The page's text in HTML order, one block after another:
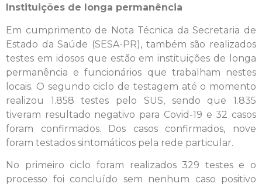
Instituições de longa permanência
Em cumprimento de Nota Técnica da Secretaria de
Estado da Saúde (SESA-PR), também são realizados
testes em idosos que estão em instituições de longa
permanência e funcionários que trabalham nestes
locais. O segundo ciclo de testagem até o momento
realizou 1.858 testes pelo SUS, sendo que 1.835
tiveram resultado negativo para Covid-19 e 32 casos
foram confirmados. Dos casos confirmados, nove
foram testados sintomáticos pela rede particular.
No primeiro ciclo foram realizados 329 testes e o
processo foi concluído sem nenhum caso positivo